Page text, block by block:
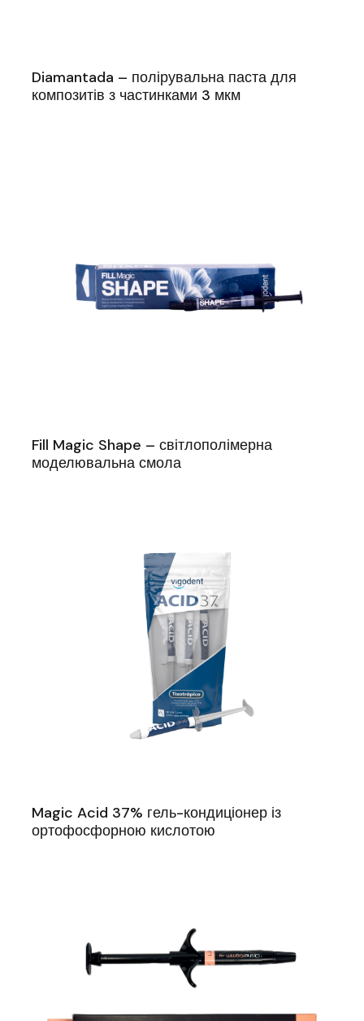
Diamantada – полірувальна паста для
композитів з частинками 3 мкм
Fill Magic Shape – світлополімерна
моделювальна смола
Magic Acid 37% гель-кондиціонер із
ортофосфорною кислотою